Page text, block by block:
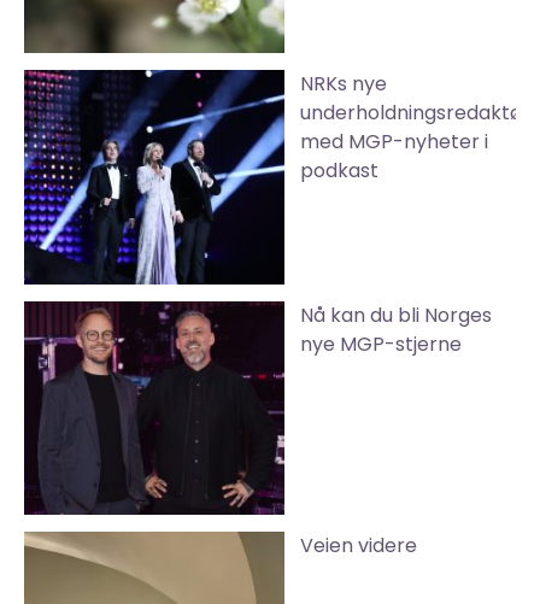
NRKs nye
underholdningsredaktør
med MGP-nyheter i
podkast
Nå kan du bli Norges
nye MGP-stjerne
Veien videre